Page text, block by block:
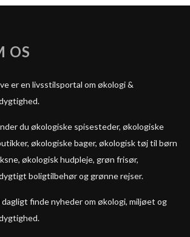
OS
er en livsstilsportal om økologi &
du økologiske spisesteder, økologiske
økologiske bager, økologisk tøj til børn
økologisk hudpleje, grøn frisør,
boligtilbehør og grønne rejser.
dagligt finde nyheder om økologi, miljøet og